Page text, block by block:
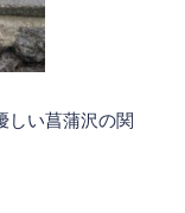
しい菖蒲沢の関